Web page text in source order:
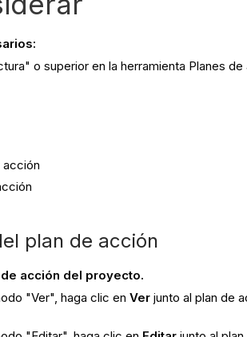
o superior en la herramienta Planes
acción
plan de acción
acción del proyecto.
"Ver", haga clic enVer junto al plan de